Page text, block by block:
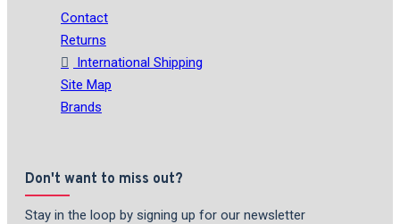
Contact
Returns
International Shipping
Site Map
Brands
Don't want to miss out?
Stay in the loop by signing up for our newsletter